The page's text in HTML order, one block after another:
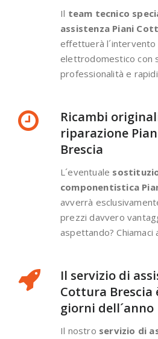
Il team tecnico
assistenza Piani
effettuerà
elettrodomestico con
professionalità e
Ricambi
riparazione
Brescia
L´eventuale
componentistica
avverrà
prezzi davvero
aspettando? Chiamaci
Il servizio di
Cottura
giorni dell´anno
Il nostro servizio di